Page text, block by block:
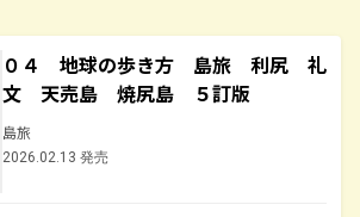
０４ 地球の歩き方 島旅 利尻 礼
文 天売島 焼尻島 ５訂版
島旅
2026.02.13 発売